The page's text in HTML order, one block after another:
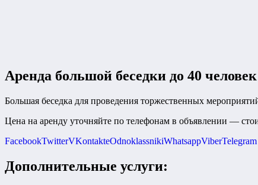
Аренда большой беседки до 40
Большая беседка для проведения торжественных
Цена на аренду уточняйте по телефонам в объявлении —
FacebookTwitterVKontakteOdnoklassnikiWhatsappViberTelegram
Дополнительные услуги: